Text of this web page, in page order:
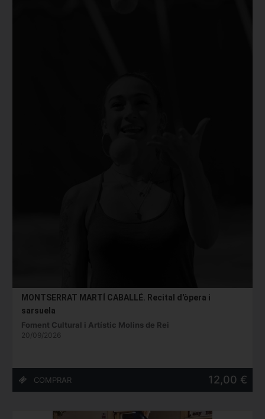
MONTSERRAT MARTÍ CABALLÉ. Recital d'òpera i
sarsuela
Foment Cultural i Artístic Molins de Rei
20/09/2026
12,00 €